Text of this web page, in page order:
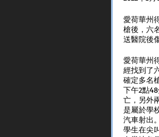
愛荷華州
槍後，六
送醫院後
愛荷華州
經找到了
確定多名
下午2點
亡，另外
是屬於學
汽車射出
學生在尖